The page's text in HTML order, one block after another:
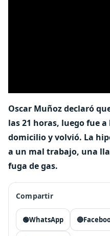
Oscar Muñoz declaró
las 21 horas, luego fue
domicilio y volvió. La
a un mal trabajo, una
fuga de gas.
Compartir
🟢WhatsApp 🔵